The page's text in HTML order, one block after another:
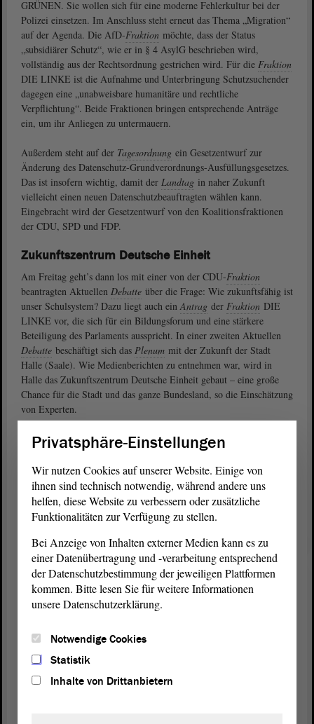
GRÜNEN. Sie wollen sich für eine moderne Fehlerkultur bei der
Polizei einsetzen. Im Anschluss steht erneut das Thema „Migration“
auf der Agenda. Die AfD-Fraktion möchte, dass der Status
„subsidiärer Schutz“, wie er in § 4 AsylG beschrieben wird,
vollständig aus der Rechtsordnung gestrichen wird. Für die Fraktion
DIE LINKE ist die Aufnahme und Unterbringung Schutzsuchender
dagegen eine „unabweisbare humanitäre und rechtliche
Verpflichtung“. Beide Fraktionen bringen entsprechende Anträge
ein, um ihr Anliegen zu untermauern.
Außerdem steht auf der Tagesordnung ein Gesetzentwurf zur
Änderung des Datenschutz-Grundverordnungs-Ausfüllungsgesetzes.
Das ist insofern wichtig, damit der Landtag in naher Zukunft
vielleicht einen neuen Datenschutzbeauftragten wählen kann.
Eingebracht wird der Gesetzentwurf von den Koalitionsfraktionen
der CDU, SPD und FDP.
Zukunftszentrum Deutsche Einheit
Am Freitag geht’s dann los mit einer von der CDU-Fraktion
beantragten Aktuellen Debatte über die Frage: Wie zukunftsfähig ist
unser Schulsystem? Dazu liegt auch einAntrag der Fraktion DIE
LINKE vor, die sich für ein Bildungsforum und eine stärkere
Beteiligung des Parlaments ausspricht. In einer zweiten Aktuellen
Debatte beschäftigt sich das Plenum mit der Zukunft der Stadt
Halle (Saale). Wie Medienberichten zu entnehmen war, wird in
Halle das Zukunftszentrum Deutsche Einheit gebaut – eine große
Chance für die Stadt und das ganze Bundesland, so die Einschätzung
von Experten.
Daten zu den Sitzungen
Livestream übertragen. Sie starten am Donnerstag und am Freitag
jeweils um 9.30 Uhr.
Im Anschluss an die Sitzungen können alle Redebeiträge in unserem
Hier finden Sie auch alle dazugehörigen Drucksachen den
Tagesordnungspunkten zugewiesen.
Kommentierte Tagesordnung für die Februar-Sitzungen (PDF;
130.72 KB)
Übersichtsseite für die Februar-Sitzungen
Tagesordnung für die Februar-Sitzungen (PDF)
Privatsphäre-Einstellungen
Wir nutzen Cookies auf unserer Website. Einige von
ihnen sind technisch notwendig, während andere uns
helfen, diese Website zu verbessern oder zusätzliche
Funktionalitäten zur Verfügung zu stellen.
Bei Anzeige von Inhalten externer Medien kann es zu
einer Datenübertragung und -verarbeitung entsprechend
der Datenschutzbestimmung der jeweiligen Plattformen
kommen. Bitte lesen Sie für weitere Informationen
unsere Datenschutzerklärung.
Notwendige Cookies
Statistik
Inhalte von Drittanbietern